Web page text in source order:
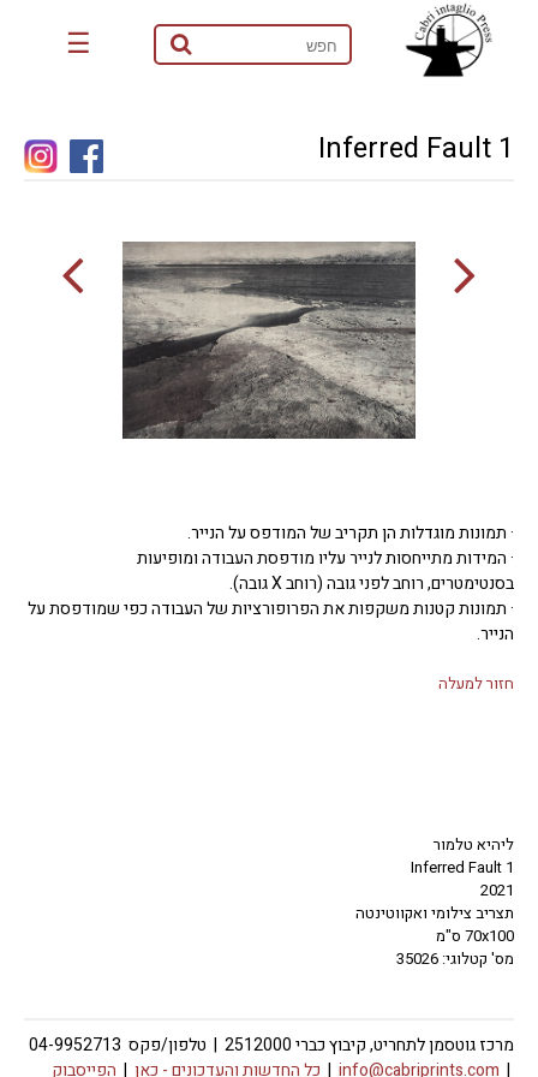
☰
Inferred Fault 1
· תמונות מוגדלות הן תקריב של המודפס על הנייר.
· המידות מתייחסות לנייר עליו מודפסת העבודה ומופיעות
בסנטימטרים, רוחב לפני גובה (רוחב X גובה).
· תמונות קטנות משקפות את הפרופורציות של העבודה כפי שמודפסת על
הנייר.
חזור למעלה
ליהיא טלמור
Inferred Fault 1
2021
תצריב צילומי ואקווטינטה
70x100 ס"מ
מס' קטלוגי: 35026
מרכז גוטסמן לתחריט, קיבוץ כברי 2512000 | טלפון/פקס 04-9952713
|
info@cabriprints.com
| כל החדשות והעדכונים - כאן | הפייסבוק